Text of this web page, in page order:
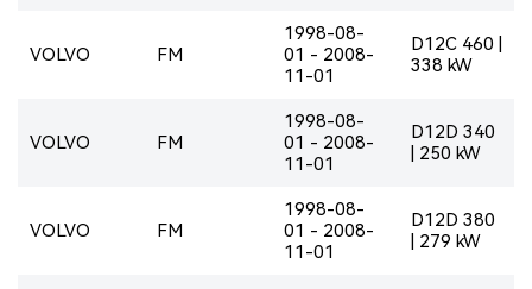
VOLVO FM
1998-08-
01 - 2008-
11-01
D12C 460 |
338 kW
VOLVO FM
1998-08-
01 - 2008-
11-01
D12D 340
| 250 kW
VOLVO FM
1998-08-
01 - 2008-
11-01
D12D 380
| 279 kW